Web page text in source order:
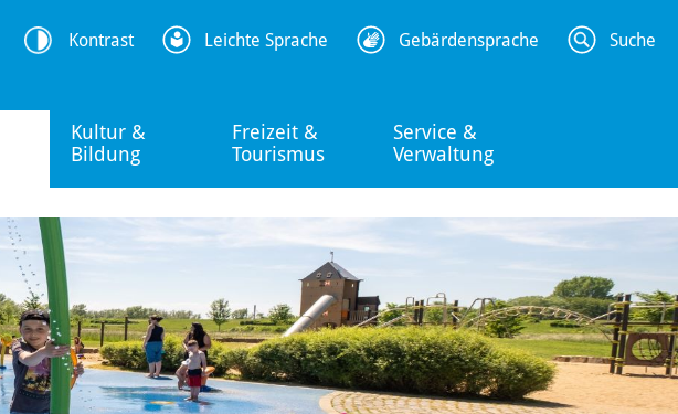
Kultur &
Bildung
Freizeit &
Tourismus
Service &
Verwaltung
Kontrast Leichte Sprache Gebärdensprache Suche